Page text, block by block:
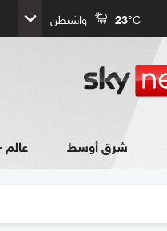
23°C واشنطن
شرق أوسط عالم